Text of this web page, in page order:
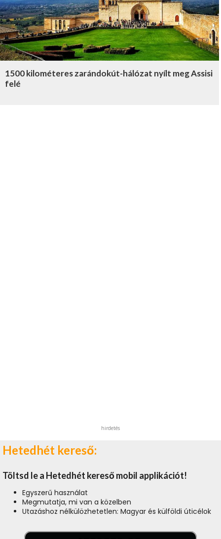
1500 kilométeres zarándokút-hálózat nyílt meg Assisi
felé
hirdetés
Hetedhét kereső:
Töltsd le a Hetedhét kereső mobil applikációt!
Egyszerű használat
Megmutatja, mi van a közelben
Utazáshoz nélkülözhetetlen: Magyar és külföldi úticélok